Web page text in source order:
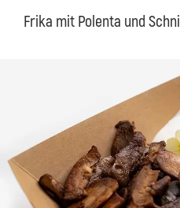
Frika mit Polenta und